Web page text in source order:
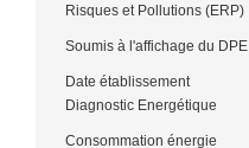
Risques et Pollutions (ERP)
Soumis à l'affichage du DPE
Date établissement
Diagnostic Energétique
Consommation énergie